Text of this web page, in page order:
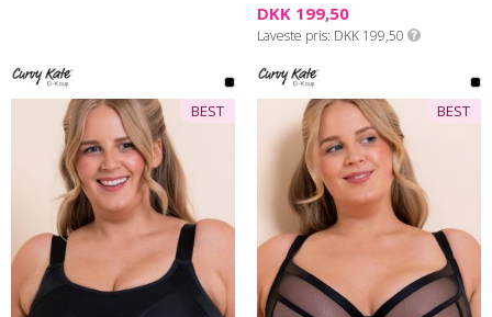
DKK 199,50
Laveste pris DKK 199,50
BEST BEST